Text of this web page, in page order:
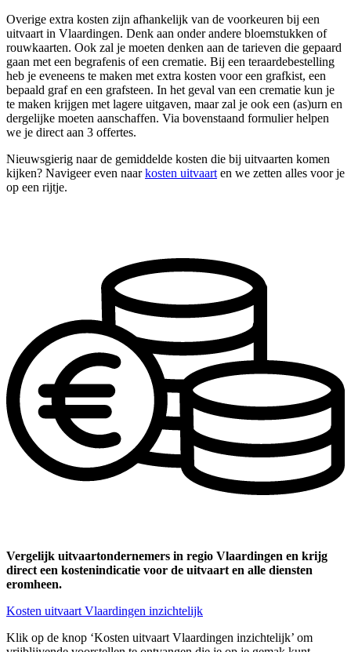
Overige extra kosten zijn afhankelijk van de voorkeuren bij een
uitvaart in Vlaardingen. Denk aan onder andere bloemstukken of
rouwkaarten. Ook zal je moeten denken aan de tarieven die gepaard
gaan met een begrafenis of een crematie. Bij een teraardebestelling
heb je eveneens te maken met extra kosten voor een grafkist, een
bepaald graf en een grafsteen. In het geval van een crematie kun je
te maken krijgen met lagere uitgaven, maar zal je ook een (as)urn en
dergelijke moeten aanschaffen. Via bovenstaand formulier helpen
we je direct aan 3 offertes.
Nieuwsgierig naar de gemiddelde kosten die bij uitvaarten komen
kijken? Navigeer even naarkosten uitvaart en we zetten alles voor je
op een rijtje.
Vergelijk uitvaartondernemers in regio Vlaardingen en krijg
direct een kostenindicatie voor de uitvaart en alle diensten
eromheen.
Kosten uitvaart Vlaardingen inzichtelijk
Klik op de knop ‘Kosten uitvaart Vlaardingen inzichtelijk’ om